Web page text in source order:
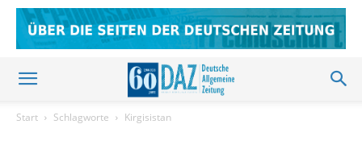
Start Schlagworte Kirgisistan